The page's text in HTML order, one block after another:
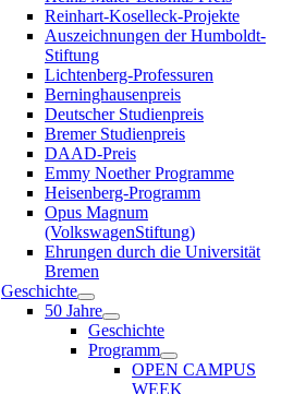
Reinhart-Koselleck-Projekte
Auszeichnungen der Humboldt-
Stiftung
Lichtenberg-Professuren
Berninghausenpreis
Deutscher Studienpreis
Bremer Studienpreis
DAAD-Preis
Emmy Noether Programme
Heisenberg-Programm
Opus Magnum
(VolkswagenStiftung)
Ehrungen durch die Universität
Bremen
Geschichte
50 Jahre
Geschichte
Programm
OPEN CAMPUS
WEEK